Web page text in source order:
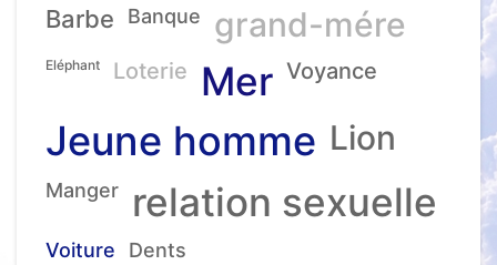
Barbe
Banque grand-mére
Eléphant Loterie Mer Voyance
Jeune homme Lion
Manger relation sexuelle
Voiture Dents